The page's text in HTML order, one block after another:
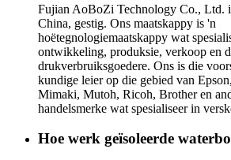
Fujian AoBoZi Technology Co., Ltd.
China, gestig. Ons maatskappy is 'n
hoëtegnologiemaatskappy wat
ontwikkeling, produksie, verkoop en
drukverbruiksgoedere. Ons is die
kundige leier op die gebied van
Mimaki, Mutoh, Ricoh, Brother en
handelsmerke wat spesialiseer in
Hoe werk geïsoleerde